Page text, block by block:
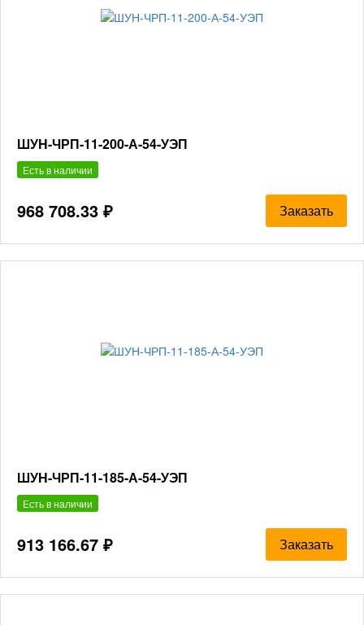
ШУН-ЧРП-11-200-А-54-УЭП
Есть в наличии
968 708.33 ₽ Заказать
ШУН-ЧРП-11-185-А-54-УЭП
Есть в наличии
913 166.67 ₽ Заказать